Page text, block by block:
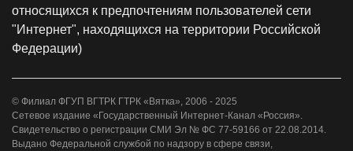
относящихся к предпочтениям пользователей сети
"Интернет", находящихся на территории Российской
Федерации)
© Филиал ФГУП ВГТРК ГТРК «Вятка», 2006 - 2025
Сетевое издание «Государственный Интернет-Канал «Россия».
Свидетельство о регистрации СМИ Эл № ФС 77-59166 от 22.08.2014.
Выдано Федеральной службой по надзору в сфере связи,